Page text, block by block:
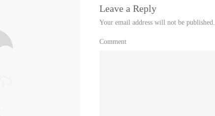
Leave a Reply
Your email address will not be published.
Comment